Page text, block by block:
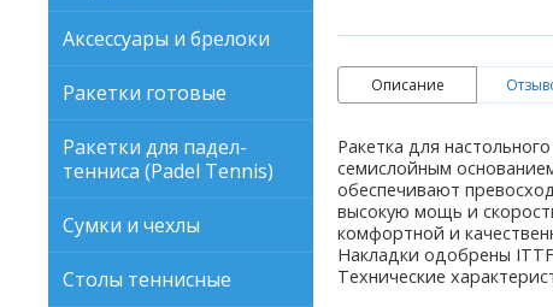
Аксессуары и брелоки
Ракетки готовые
Ракетки для падел-
тенниса (Padel Tennis)
Сумки и чехлы
Столы теннисные
Описание
Ракетка для
семислойным
обеспечивают
высокую мощь и
комфортной и
Накладки одобрены
Технические